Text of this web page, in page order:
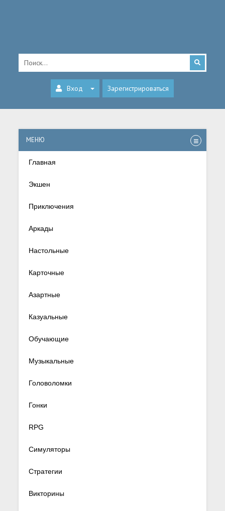
Вход Зарегистрироваться
МЕНЮ
Главная
Экшен
Приключения
Аркады
Настольные
Карточные
Азартные
Казуальные
Обучающие
Музыкальные
Головоломки
Гонки
RPG
Симуляторы
Стратегии
Викторины